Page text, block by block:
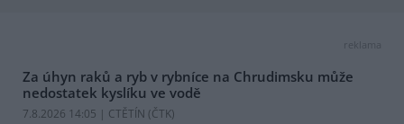
reklama
Za úhyn raků a ryb v rybníce na Chrudimsku může
nedostatek kyslíku ve vodě
7.8.2026 14:05 | CTĚTÍN (ČTK)